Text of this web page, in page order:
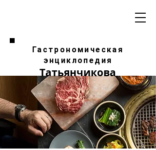
Гастрономическая
энциклопедия
Татьянчикова